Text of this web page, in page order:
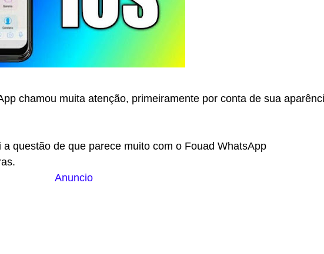
chamou muita atenção, primeiramente por conta de sua
questão de que parece muito com o Fouad WhatsApp
Anuncio